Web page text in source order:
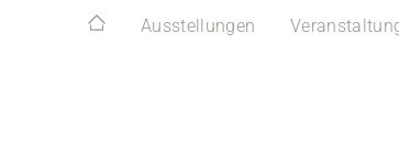
Ausstellungen